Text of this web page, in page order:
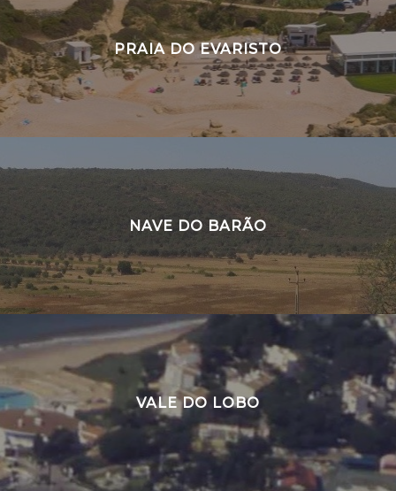
PRAIA DO EVARISTO
NAVE DO BARÃO
VALE DO LOBO